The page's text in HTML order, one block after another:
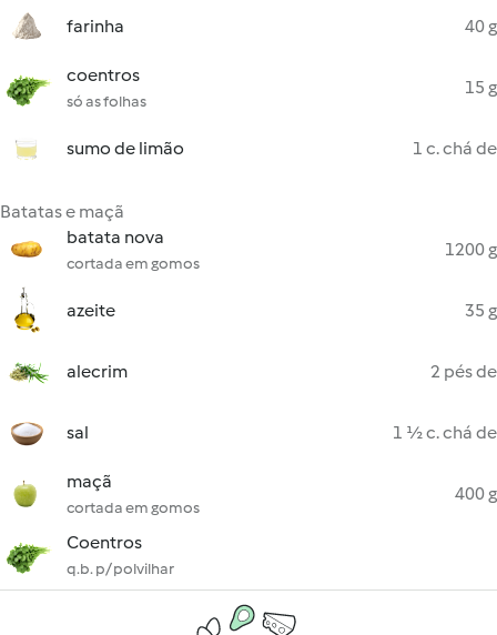
farinha 40 g
coentros
só as folhas
15 g
sumo de limão 1 c. chá de
Batatas e maçã
batata nova
cortada em gomos
1200 g
azeite 35 g
alecrim 2 pés de
sal 1 ½ c. chá de
maçã
cortada em gomos
400 g
Coentros
q.b. p/ polvilhar